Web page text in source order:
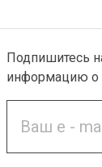
Подпишитесь
информацию о